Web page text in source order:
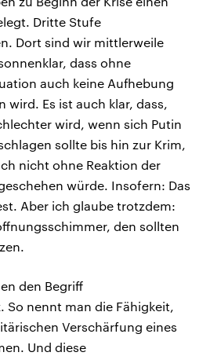
Dritte Stufe
Dort sind wir mittlerweile
dass ohne
auch keine Aufhebung
wird. Es ist auch klar, dass,
wird, wenn sich Putin
sollte bis hin zur Krim,
nicht ohne Reaktion der
würde. Insofern: Das
Aber ich glaube trotzdem:
den sollten
den Begriff
So nennt man die Fähigkeit,
Verschärfung eines
Und diese